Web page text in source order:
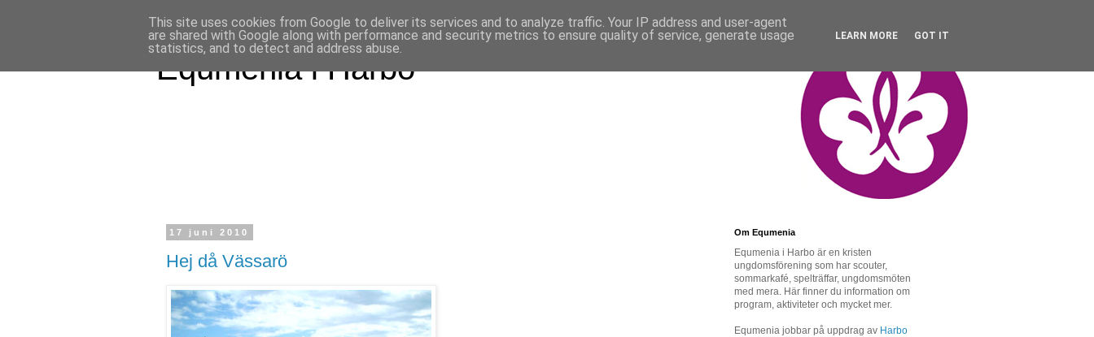
Equmenia i Harbo
17 juni 2010
Hej då Vässarö
Om Equmenia
Equmenia i Harbo är en kristen
ungdomsförening som har scouter,
sommarkafé, spelträffar, ungdomsmöten
med mera. Här finner du information om
program, aktiviteter och mycket mer.
Equmenia jobbar på uppdrag av Harbo
This site uses cookies from Google to deliver its services and to analyze traffic. Your IP address and user-agent
are shared with Google along with performance and security metrics to ensure quality of service, generate usage
statistics, and to detect and address abuse.
LEARN MORE GOT IT